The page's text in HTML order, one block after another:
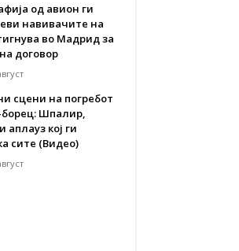
од авион ги
навивачите на
во Мадрид за
договор
сцени на погребот
Шпалир,
аплауз кој ги
сите (Видео)